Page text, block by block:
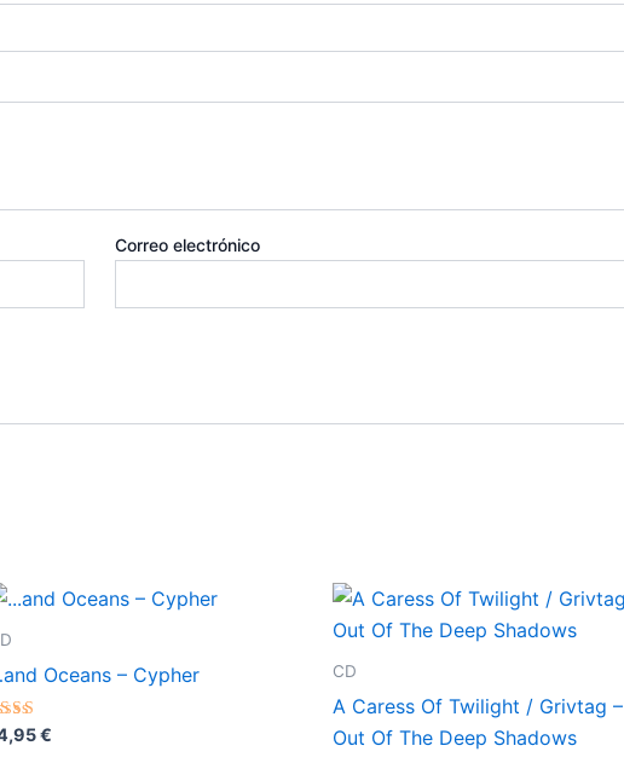
Correo electrónico
Oceans – Cypher
€
CD
A Caress Of Twilight / Grivtag –
Out Of The Deep Shadows